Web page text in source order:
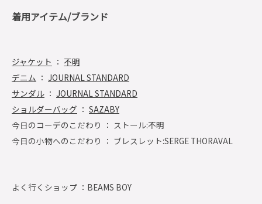
着用アイテム/ブランド
ジャケット ： 不明
デニム ： JOURNAL STANDARD
サンダル ： JOURNAL STANDARD
ショルダーバッグ ： SAZABY
今日のコーデのこだわり ： ストール:不明
今日の小物へのこだわり ： ブレスレット:SERGE THORAVAL
よく行くショップ ： BEAMS BOY